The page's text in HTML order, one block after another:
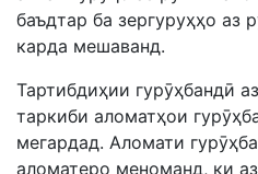
баъдтар ба зергуруҳҳо аз
карда мешаванд.
Тартибдиҳии гурӯҳбандӣ
таркиби аломатҳои
мегардад. Аломати
аломатеро меноманд, ки